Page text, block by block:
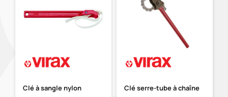
Clé à sangle nylon Clé serre-tube à chaîne